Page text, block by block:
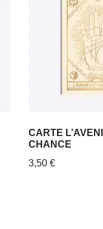
CARTE
CHANCE
3,50 €